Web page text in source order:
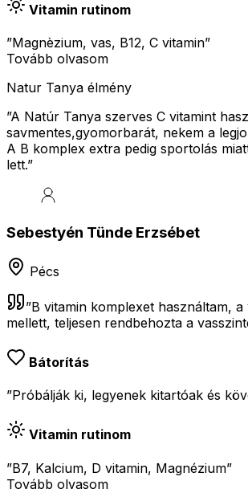
Vitamin rutinom
”Magnèzium, vas, B12, C vitamin”
Tovább olvasom
Natur Tanya élmény
”A Natúr Tanya szerves C vitamint
savmentes,gyomorbarát, nekem a
A B komplex extra pedig sportolás
lett.”
Sebestyén Tünde Erzsébet
Pécs
”B vitamin komplexet használtam,
mellett, teljesen rendbehozta a
Bátorítás
”Próbálják ki, legyenek kitartóak és
Vitamin rutinom
”B7, Kalcium, D vitamin, Magnézium”
Tovább olvasom